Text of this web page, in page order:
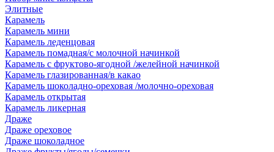
Элитные
Карамель
Карамель мини
Карамель леденцовая
Карамель помадная/с молочной начинкой
Карамель с фруктово-ягодной /желейной начинкой
Карамель глазированная/в какао
Карамель шоколадно-ореховая /молочно-ореховая
Карамель открытая
Карамель ликерная
Драже
Драже ореховое
Драже шоколадное